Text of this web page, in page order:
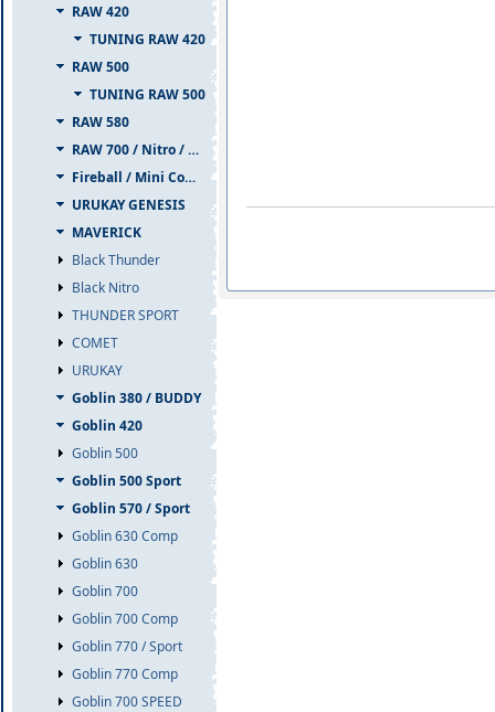
RAW 420
TUNING RAW 420
RAW 500
TUNING RAW 500
RAW 580
RAW 700 / Nitro / PIUMA
Fireball / Mini Comet
URUKAY GENESIS
MAVERICK
Black Thunder
Black Nitro
THUNDER SPORT
COMET
URUKAY
Goblin 380 / BUDDY
Goblin 420
Goblin 500
Goblin 500 Sport
Goblin 570 / Sport
Goblin 630 Comp
Goblin 630
Goblin 700
Goblin 700 Comp
Goblin 770 / Sport
Goblin 770 Comp
Goblin 700 SPEED